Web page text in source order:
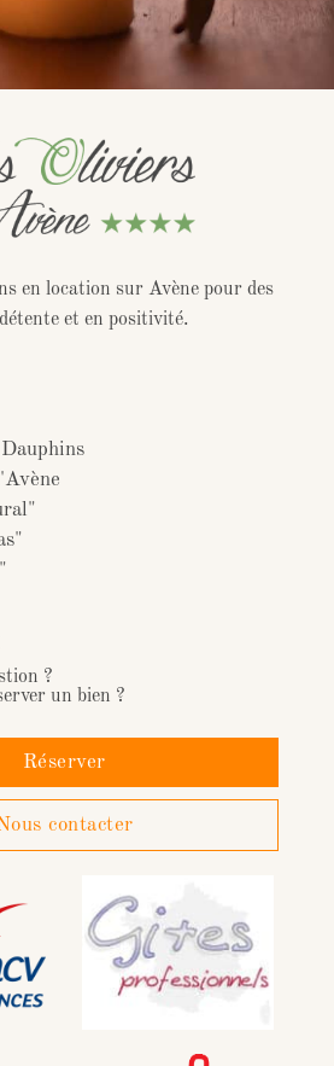
en location sur Avène pour des
et en positivité.
?
un bien ?
Réserver
contacter